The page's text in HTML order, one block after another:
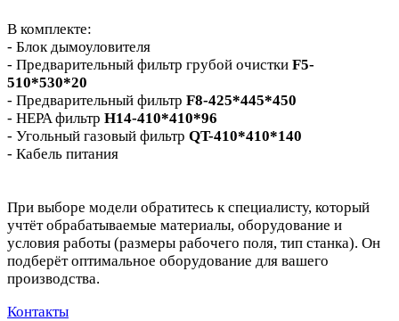
В комплекте:
- Блок дымоуловителя
- Предварительный фильтр грубой очистки F5-
510*530*20
- Предварительный фильтр F8-425*445*450
- HEPA фильтр H14-410*410*96
- Угольный газовый фильтр QT-410*410*140
- Кабель питания
При выборе модели обратитесь к специалисту, который
учтёт обрабатываемые материалы, оборудование и
условия работы (размеры рабочего поля, тип станка). Он
подберёт оптимальное оборудование для вашего
производства.
Контакты